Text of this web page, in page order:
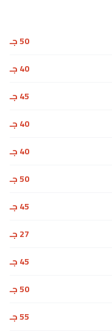
50 جـ
40 جـ
45 جـ
40 جـ
40 جـ
50 جـ
45 جـ
27 جـ
45 جـ
50 جـ
55 جـ